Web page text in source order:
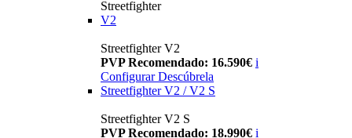
Streetfighter
V2
Streetfighter V2
PVP Recomendado: 16.590€ i
Configurar Descúbrela
Streetfighter V2 / V2 S
Streetfighter V2 S
PVP Recomendado: 18.990€ i